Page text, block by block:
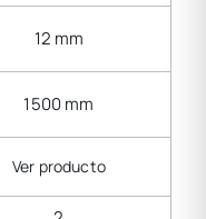
12 mm
1500 mm
Ver producto